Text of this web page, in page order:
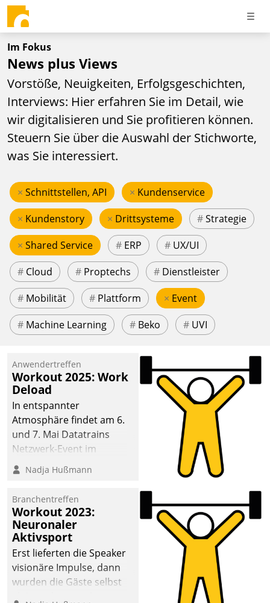
Im Fokus
News plus Views
Vorstöße, Neuigkeiten, Erfolgsgeschichten,
Interviews: Hier erfahren Sie im Detail, wie
wir digitalisieren und Sie profitieren können.
Steuern Sie über die Auswahl der Stichworte,
was Sie interessiert.
× Schnittstellen, API × Kundenservice
× Kundenstory × Drittsysteme #Strategie
× Shared Service # ERP # UX/UI
# Cloud # Proptechs # Dienstleister
# Mobilität # Plattform × Event
# Machine Learning # Beko # UVI
Anwendertreffen
Workout 2025: Work
Deload
In entspannter
Atmosphäre findet am 6.
und 7. Mai Datatrains
Netzwerk-Event im
Kunden- und Partnerkreis
statt. Zentrale Frage: Wie
Mammutprojekte
meistern und Workloads
wuppen – bei zunehmend
anspruchsvollen
Aufgaben und
abnehmendem
Nadja Hußmann
Branchentreffen
Workout 2023:
Neuronaler
Aktivsport
Erst lieferten die Speaker
visionäre Impulse, dann
wurden die Gäste selbst